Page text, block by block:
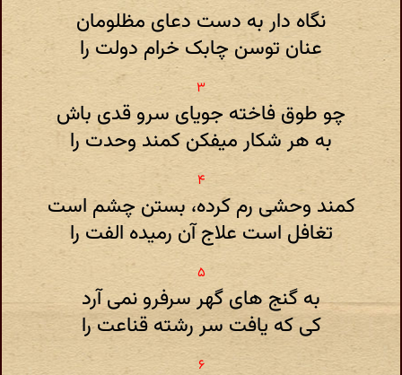
نگاه دار به دست دعای مظلومان
عنان توسن چابک خرام دولت را
چو طوق فاخته جویای سرو قدی باش
به هر شکار میفکن کمند وحدت را
کمند وحشی رم کرده، بستن چشم است
تغافل است علاج آن رمیده الفت را
به گنج های گهر سرفرو نمی آرد
کی که یافت سر رشته قناعت را